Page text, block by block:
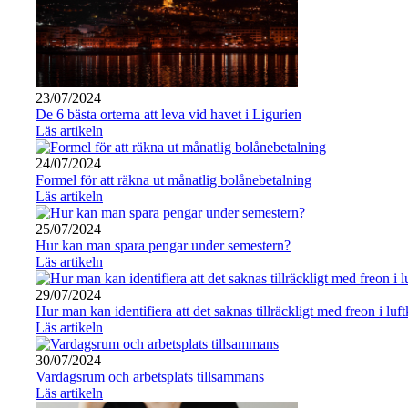
23/07/2024
De 6 bästa orterna att leva vid havet i Ligurien
Läs artikeln
24/07/2024
Formel för att räkna ut månatlig bolånebetalning
Läs artikeln
25/07/2024
Hur kan man spara pengar under semestern?
Läs artikeln
29/07/2024
Hur man kan identifiera att det saknas tillräckligt med freon i
Läs artikeln
30/07/2024
Vardagsrum och arbetsplats tillsammans
Läs artikeln